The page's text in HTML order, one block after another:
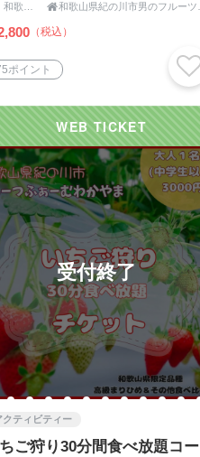

（税込）
ポイント
受付終了
クティビティー
ご狩り30分間食べ放題コー